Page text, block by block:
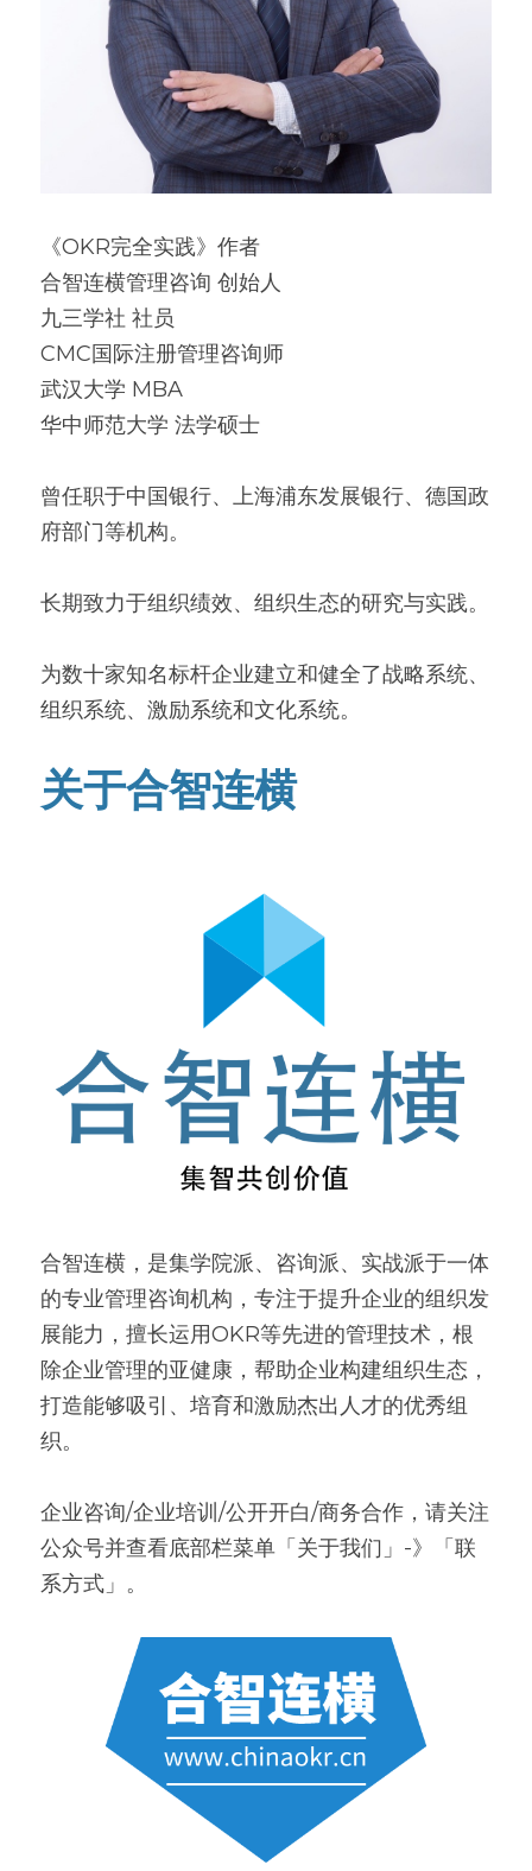
《OKR完全实践》作者
合智连横管理咨询 创始人
九三学社 社员
CMC国际注册管理咨询师
武汉大学 MBA
华中师范大学 法学硕士
曾任职于中国银行、上海浦东发展银行、德国政
府部门等机构。
长期致力于组织绩效、组织生态的研究与实践。
为数十家知名标杆企业建立和健全了战略系统、
组织系统、激励系统和文化系统。
关于合智连横
合智连横，是集学院派、咨询派、实战派于一体
的专业管理咨询机构，专注于提升企业的组织发
展能力，擅长运用OKR等先进的管理技术，根
除企业管理的亚健康，帮助企业构建组织生态，
打造能够吸引、培育和激励杰出人才的优秀组
织。
企业咨询/企业培训/公开开白/商务合作，请关注
公众号并查看底部栏菜单「关于我们」-》「联
系方式」。